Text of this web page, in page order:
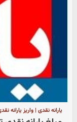
یارانه نقدی | واریز یارانه